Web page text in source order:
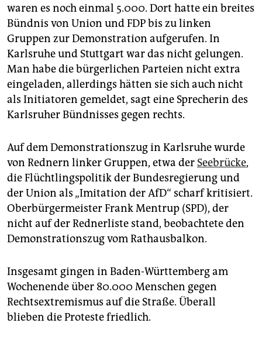
waren es noch einmal 5.000. Dort hatte ein breites
Bündnis von Union und FDP bis zu linken
Gruppen zur Demonstration aufgerufen. In
Karlsruhe und Stuttgart war das nicht gelungen.
Man habe die bürgerlichen Parteien nicht extra
eingeladen, allerdings hätten sie sich auch nicht
als Initiatoren gemeldet, sagt eine Sprecherin des
Karlsruher Bündnisses gegen rechts.
Auf dem Demonstrationszug in Karlsruhe wurde
von Rednern linker Gruppen, etwa der Seebrücke,
die Flüchtlingspolitik der Bundesregierung und
der Union als „Imitation der AfD“ scharf kritisiert.
Oberbürgermeister Frank Mentrup (SPD), der
nicht auf der Rednerliste stand, beobachtete den
Demonstrationszug vom Rathausbalkon.
Insgesamt gingen in Baden-Württemberg am
Wochenende über 80.000 Menschen gegen
Rechtsextremismus auf die Straße. Überall
blieben die Proteste friedlich.